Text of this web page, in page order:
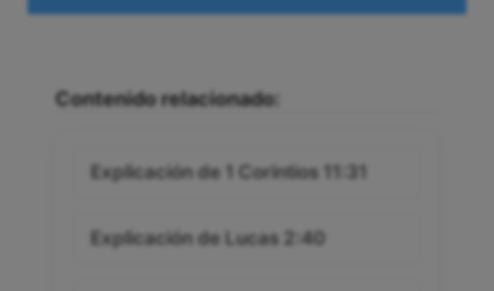
Contenido relacionado:
Explicación de 1 Corintios 11:31
Explicación de Lucas 2:40